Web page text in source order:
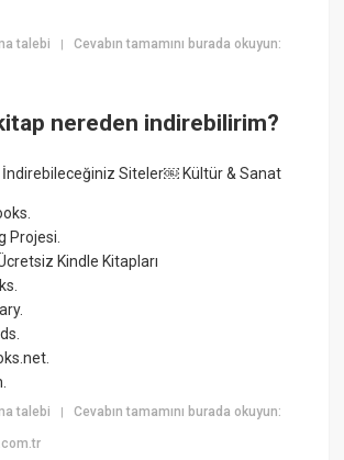
talebi |Cevabın tamamını burada okuyun:
nereden indirebilirim?
İndirebileceğiniz Siteler￼ Kültür & Sanat
Projesi.
Kindle Kitapları
talebi |Cevabın tamamını burada okuyun: